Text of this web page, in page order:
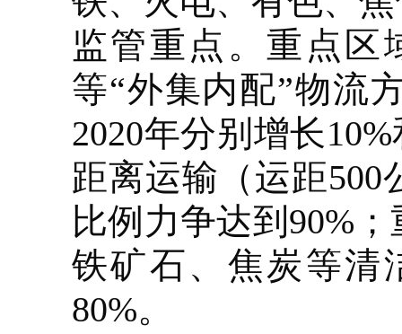
监管重点。重点区
等“外集内配”物流
2020年分别增长
距离运输（运距
比例力争达到90%
铁矿石、焦炭等清
80%。